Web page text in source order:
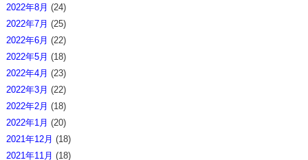
2022年8月 (24)
2022年7月 (25)
2022年6月 (22)
2022年5月 (18)
2022年4月 (23)
2022年3月 (22)
2022年2月 (18)
2022年1月 (20)
2021年12月 (18)
2021年11月 (18)